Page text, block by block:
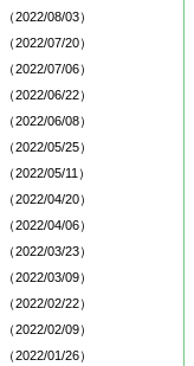
（2022/08/03）
（2022/07/20）
（2022/07/06）
（2022/06/22）
（2022/06/08）
（2022/05/25）
（2022/05/11）
（2022/04/20）
（2022/04/06）
（2022/03/23）
（2022/03/09）
（2022/02/22）
（2022/02/09）
（2022/01/26）